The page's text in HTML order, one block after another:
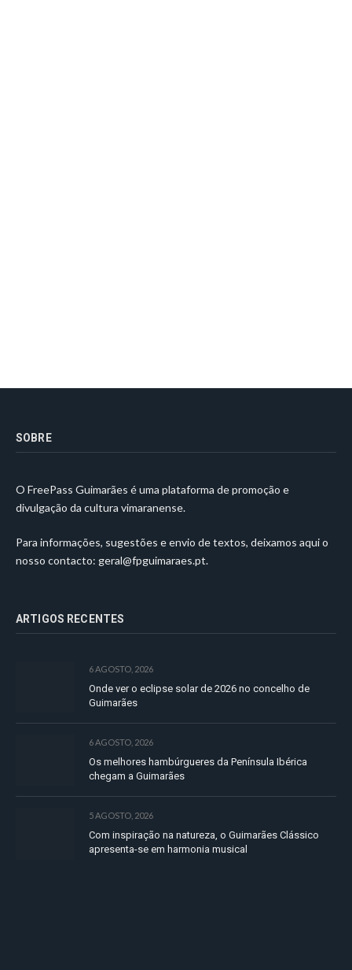
SOBRE
O FreePass Guimarães é uma plataforma de promoção e
divulgação da cultura vimaranense.
Para informações, sugestões e envio de textos, deixamos aqui o
nosso contacto: geral@fpguimaraes.pt.
ARTIGOS RECENTES
6 AGOSTO, 2026
Onde ver o eclipse solar de 2026 no concelho de
Guimarães
6 AGOSTO, 2026
Os melhores hambúrgueres da Península Ibérica
chegam a Guimarães
5 AGOSTO, 2026
Com inspiração na natureza, o Guimarães Clássico
apresenta-se em harmonia musical